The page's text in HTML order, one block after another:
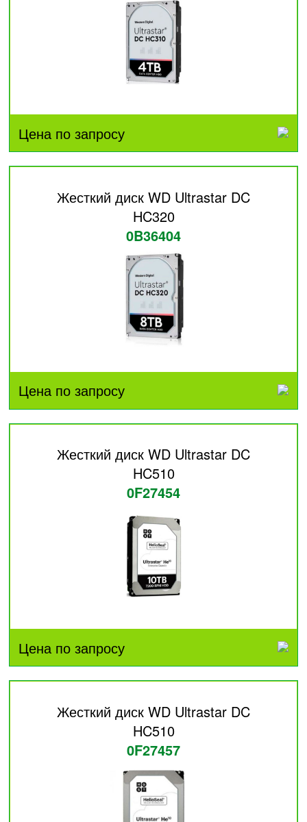
Цена по запросу
Жесткий диск WD Ultrastar DC
HC320
0B36404
Цена по запросу
Жесткий диск WD Ultrastar DC
HC510
0F27454
Цена по запросу
Жесткий диск WD Ultrastar DC
HC510
0F27457